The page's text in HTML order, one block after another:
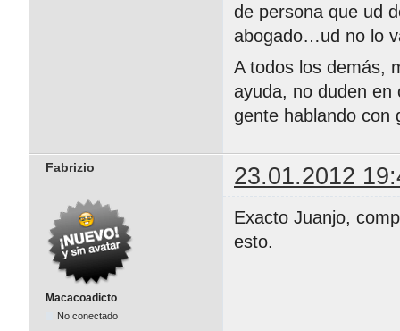
de persona que ud
abogado…ud no lo
A todos los demás,
ayuda, no duden
gente hablando con
Fabrizio 23.01.2012
Macacoadicto
No conectado
Exacto Juanjo,
esto.